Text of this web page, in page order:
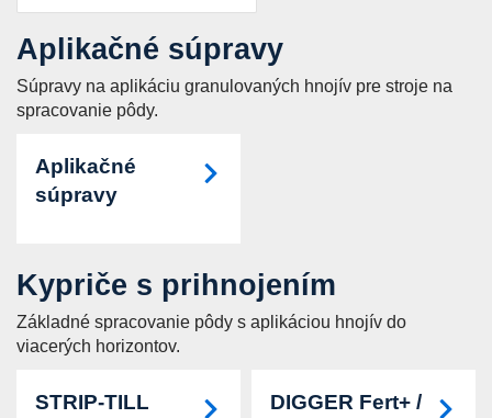
Aplikačné súpravy
Súpravy na aplikáciu granulovaných hnojív pre stroje na
spracovanie pôdy.
Aplikačné
súpravy
Kypriče s prihnojením
Základné spracovanie pôdy s aplikáciou hnojív do
viacerých horizontov.
STRIP-TILL
DIGGER Fert+ /